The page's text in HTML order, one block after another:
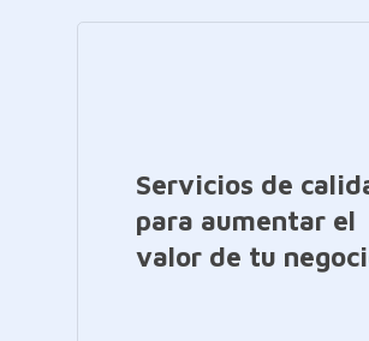
Servicios de
para aumentar el
valor de tu